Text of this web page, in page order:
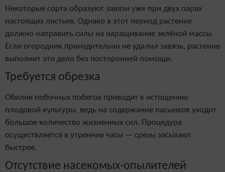
Некоторые сорта образуют завязи уже при двух парах
настоящих листьев. Однако в этот период растение
должно направить силы на наращивание зелёной массы.
Если огородник принудительно не удалил завязь, растение
выполнит это дело без посторонней помощи.
Требуется обрезка
Обилие побочных побегов приводит к истощению
плодовой культуры, ведь на содержание пасынков уходит
большое количество жизненных сил. Процедура
осуществляется в утренние часы — срезы засыхают
быстрее.
Отсутствие насекомых-опылителей